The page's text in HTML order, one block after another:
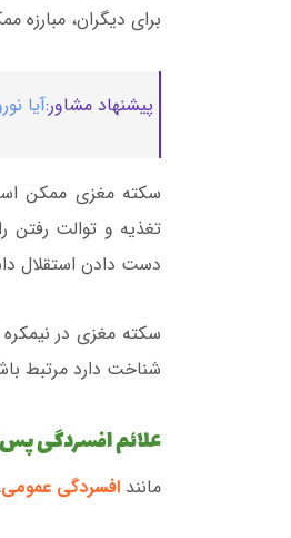
برای دیگران، مبارزه
پیشنهاد مشاور:آیا
سکته مغزی ممکن
تغذیه و توالت رفتن
دست دادن استقلال
سکته مغزی در
شناخت دارد مرتبط
علائم افسردگی
مانند افسردگی عمومی